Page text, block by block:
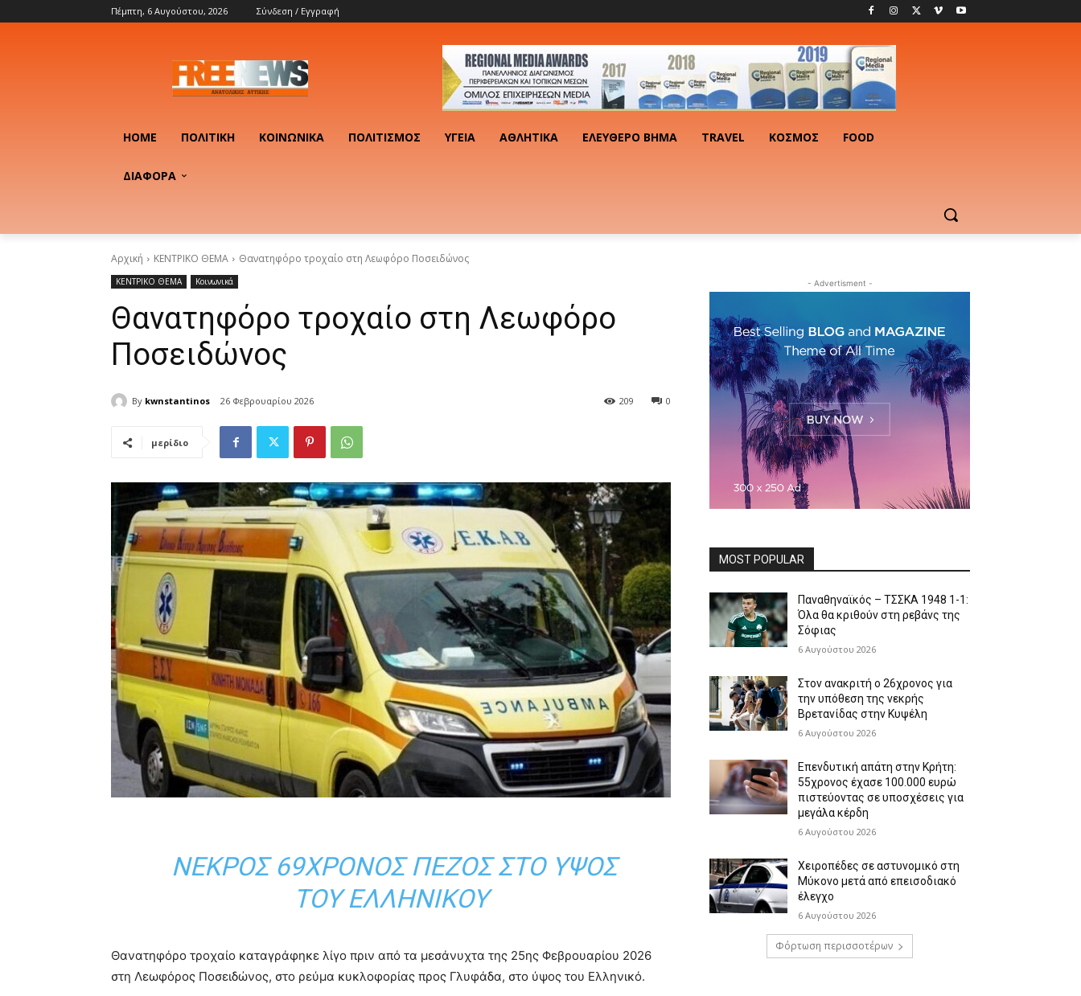
Πέμπτη, 6 Αυγούστου, 2026 Σύνδεση / Εγγραφή
HOME ΠΟΛΙΤΙΚΉ ΚΟΙΝΩΝΙΚΆ ΠΟΛΙΤΙΣΜΌΣ ΥΓΕΊΑ ΑΘΛΗΤΙΚΆ ΕΛΕΎΘΕΡΟ ΒΉΜΑ TRAVEL ΚΟΣΜΟΣ FOOD
ΔΙΑΦΟΡΑ
Αρχική ΚΕΝΤΡΙΚΟ ΘΕΜΑ Θανατηφόρο τροχαίο στη Λεωφόρο Ποσειδώνος
ΚΕΝΤΡΙΚΟ ΘΕΜΑ Κοινωνικά
Θανατηφόρο τροχαίο στη Λεωφόρο
Ποσειδώνος
By kwnstantinos 26 Φεβρουαρίου 2026 0
209
μερίδιο
ΝΕΚΡΌΣ 69ΧΡΟΝΟΣ ΠΕΖΌΣ ΣΤΟ ΎΨΟΣ
ΤΟΥ ΕΛΛΗΝΙΚΟΎ
Θανατηφόρο τροχαίο καταγράφηκε λίγο πριν από τα μεσάνυχτα της 25ης Φεβρουαρίου 2026
στη Λεωφόρος Ποσειδώνος, στο ρεύμα κυκλοφορίας προς Γλυφάδα, στο ύψος του Ελληνικό.
- Advertisment -
MOST POPULAR
Παναθηναϊκός – ΤΣΣΚΑ 1948 1-1:
Όλα θα κριθούν στη ρεβάνς της
Σόφιας
6 Αυγούστου 2026
Στον ανακριτή ο 26χρονος για
την υπόθεση της νεκρής
Βρετανίδας στην Κυψέλη
6 Αυγούστου 2026
Επενδυτική απάτη στην Κρήτη:
55χρονος έχασε 100.000 ευρώ
πιστεύοντας σε υποσχέσεις για
μεγάλα κέρδη
6 Αυγούστου 2026
Χειροπέδες σε αστυνομικό στη
Μύκονο μετά από επεισοδιακό
έλεγχο
6 Αυγούστου 2026
Φόρτωση περισσοτέρων